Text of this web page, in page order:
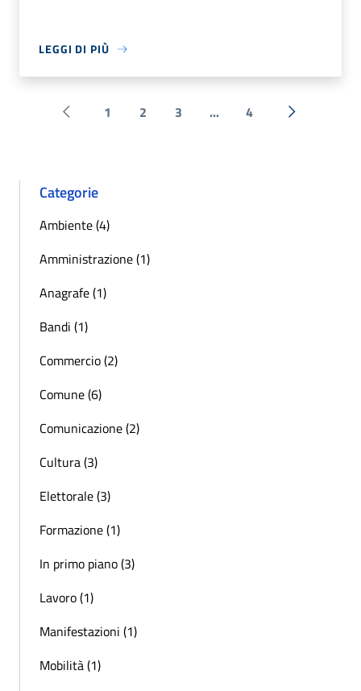
LEGGI DI PIÙ
Pagina precedente
1 2 3 ... 4 Successiva
Categorie
Ambiente (4)
Amministrazione (1)
Anagrafe (1)
Bandi (1)
Commercio (2)
Comune (6)
Comunicazione (2)
Cultura (3)
Elettorale (3)
Formazione (1)
In primo piano (3)
Lavoro (1)
Manifestazioni (1)
Mobilità (1)